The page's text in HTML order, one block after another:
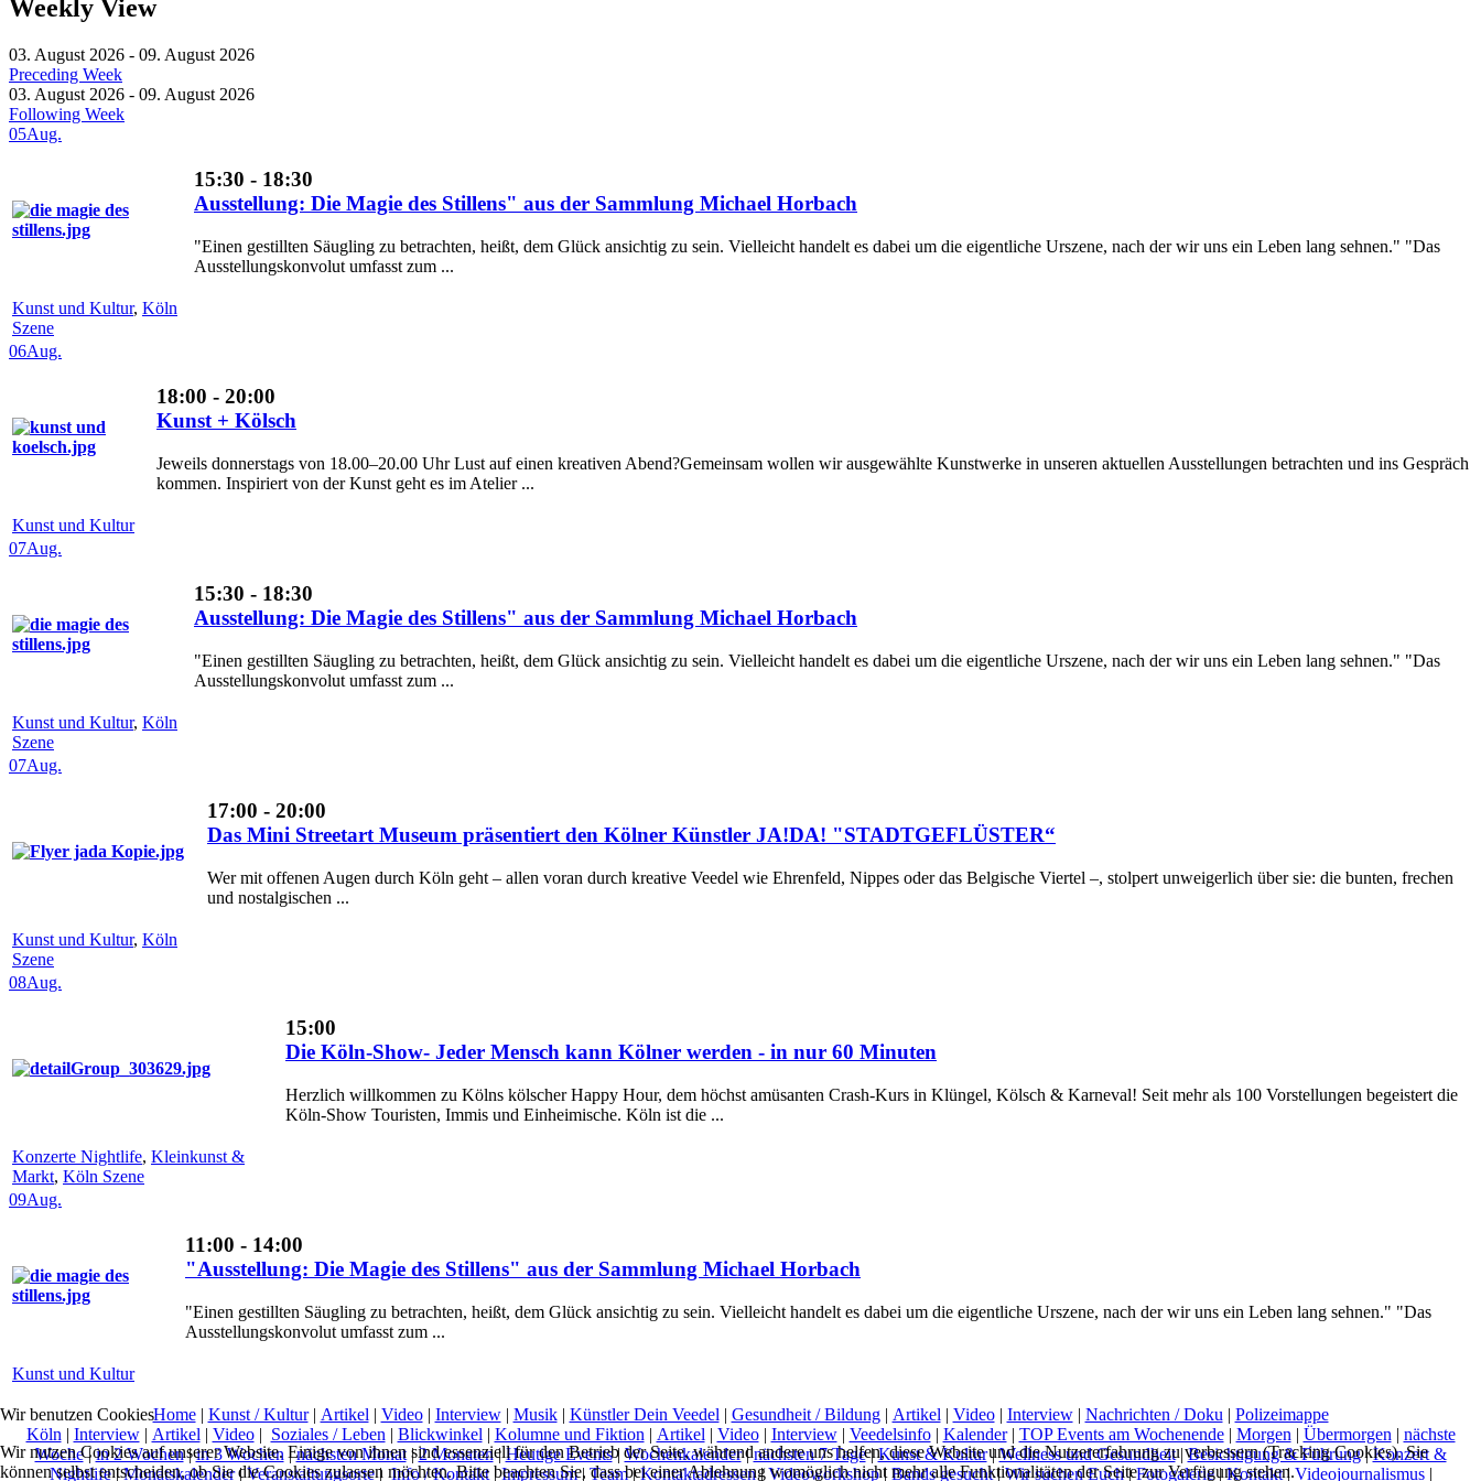
Weekly View
03. August 2026 - 09. August 2026
Preceding Week
03. August 2026 - 09. August 2026
Following Week
05Aug.
15:30 - 18:30
Ausstellung: Die Magie des Stillens" aus der Sammlung Michael Horbach
"Einen gestillten Säugling zu betrachten, heißt, dem Glück ansichtig zu sein. Vielleicht handelt es dabei um die eigentliche Urszene, nach der wir uns ein Leben lang sehnen." "Das
Ausstellungskonvolut umfasst zum ...
Kunst und Kultur, Köln
Szene
06Aug.
18:00 - 20:00
Kunst + Kölsch
Jeweils donnerstags von 18.00–20.00 Uhr Lust auf einen kreativen Abend?Gemeinsam wollen wir ausgewählte Kunstwerke in unseren aktuellen Ausstellungen betrachten und ins Gespräch
kommen. Inspiriert von der Kunst geht es im Atelier ...
Kunst und Kultur
07Aug.
15:30 - 18:30
Ausstellung: Die Magie des Stillens" aus der Sammlung Michael Horbach
"Einen gestillten Säugling zu betrachten, heißt, dem Glück ansichtig zu sein. Vielleicht handelt es dabei um die eigentliche Urszene, nach der wir uns ein Leben lang sehnen." "Das
Ausstellungskonvolut umfasst zum ...
Kunst und Kultur, Köln
Szene
07Aug.
17:00 - 20:00
Das Mini Streetart Museum präsentiert den Kölner Künstler JA!DA! "STADTGEFLÜSTER“
Wer mit offenen Augen durch Köln geht – allen voran durch kreative Veedel wie Ehrenfeld, Nippes oder das Belgische Viertel –, stolpert unweigerlich über sie: die bunten, frechen
und nostalgischen ...
Kunst und Kultur, Köln
Szene
08Aug.
15:00
Die Köln-Show- Jeder Mensch kann Kölner werden - in nur 60 Minuten
Herzlich willkommen zu Kölns kölscher Happy Hour, dem höchst amüsanten Crash-Kurs in Klüngel, Kölsch & Karneval! Seit mehr als 100 Vorstellungen begeistert die
Köln-Show Touristen, Immis und Einheimische. Köln ist die ...
Konzerte Nightlife, Kleinkunst &
Markt, Köln Szene
09Aug.
11:00 - 14:00
"Ausstellung: Die Magie des Stillens" aus der Sammlung Michael Horbach
"Einen gestillten Säugling zu betrachten, heißt, dem Glück ansichtig zu sein. Vielleicht handelt es dabei um die eigentliche Urszene, nach der wir uns ein Leben lang sehnen." "Das
Ausstellungskonvolut umfasst zum ...
Kunst und Kultur
Home| Kunst / Kultur| Artikel | Video| Interview| Musik| Künstler Dein Veedel | Gesundheit / Bildung| Artikel | Video| Interview| Nachrichten / Doku | Polizeimappe
Köln | Interview| Artikel | Video| Soziales / Leben | Blickwinkel | Kolumne und Fiktion | Artikel | Video| Interview| Veedelsinfo| Kalender| TOP Events am Wochenende| Morgen | Übermorgen | nächste
Woche|in 2 Wochen|in 3 Wochen |nächsten Monat|2 Monaten|Heutige Events|Wochenkalender|nächsten 7 Tage|Kunst & Kultur|Wellness und Gesundheit|Besichtigung & Führung|Konzert &
Nightlife|Monatskalender|Veranstaltungsorte|Info / Kontakt|Impressum| Team|Kontaktadressen|Videoworkshop|Bands gesucht|Wir suchen Euch|Fotogalerie|Kontakt|Videojournalismus|
Wir benutzen Cookies
Wir nutzen Cookies auf unserer Website. Einige von ihnen sind essenziell für den Betrieb der Seite, während andere uns helfen, diese Website und die Nutzererfahrung zu verbessern (Tracking Cookies). Sie
können selbst entscheiden, ob Sie die Cookies zulassen möchten. Bitte beachten Sie, dass bei einer Ablehnung womöglich nicht mehr alle Funktionalitäten der Seite zur Verfügung stehen.